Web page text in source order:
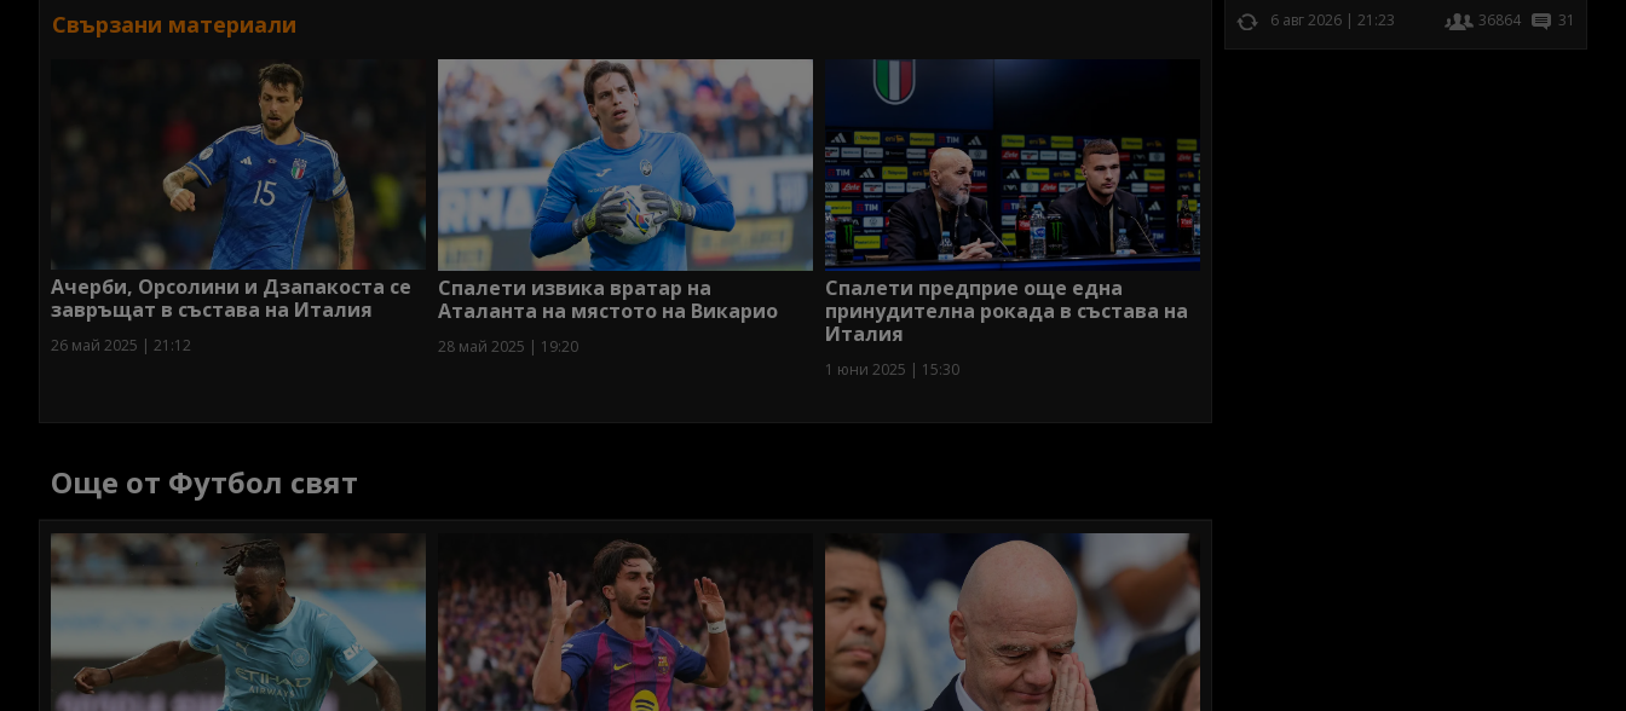
Свързани материали
Ачерби, Орсолини и Дзапакоста се
завръщат в състава на Италия
26 май 2025 | 21:12
Спалети извика вратар на
Аталанта на мястото на Викарио
28 май 2025 | 19:20
Спалети предприе още една
принудителна рокада в състава на
Италия
1 юни 2025 | 15:30
Още от Футбол свят
6 авг 2026 | 21:23 36864 31